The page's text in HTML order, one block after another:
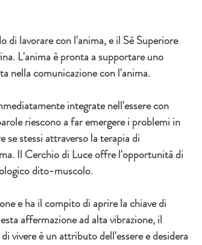
di lavorare con l'anima, e il Sé Superiore
L'anima è pronta a supportare uno
nella comunicazione con l'anima.
integrate nell'essere con
riescono a far emergere i problemi in
stessi attraverso la terapia di
Il Cerchio di Luce offre l'opportunità di
dito-muscolo.
e ha il compito di aprire la chiave di
affermazione ad alta vibrazione, il
vivere è un attributo dell'essere e desidera